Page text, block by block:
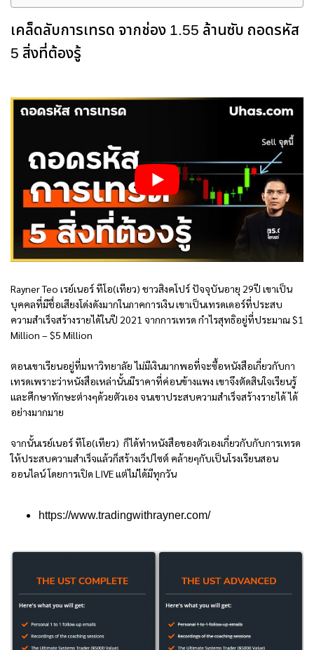
เคล็ดลับการเทรด จากช่อง 1.55 ล้านซับ ถอดรหัส
5 สิ่งที่ต้องรู้
Rayner Teo เรย์เนอร์ ทีโอ(เทียว) ชาวสิงคโปร์ ปัจจุบันอายุ 29ปี เขาเป็น
บุคคลที่มีชื่อเสียงโด่งดังมากในภาคการเงิน เขาเป็นเทรดเดอร์ที่ประสบ
ความสำเร็จสร้างรายได้ในปี 2021 จากการเทรด กำไรสุทธิอยู่ที่ประมาณ $1
Million – $5 Million
ตอนเขาเรียนอยู่ที่มหาวิทยาลัย ไม่มีเงินมากพอที่จะซื้อหนังสือเกี่ยวกับกา
เทรดเพราะว่าหนังสือเหล่านั้นมีราคาที่ค่อนข้างแพง เขาจึงตัดสินใจเรียนรู้
และศึกษาทักษะต่างๆด้วยตัวเอง จนเขาประสบความสำเร็จสร้างรายได้ ได้
อย่างมากมาย
จากนั้นเรย์เนอร์ ทีโอ(เทียว) ก็ได้ทำหนังสือของตัวเองเกี่ยวกับกับการเทรด
ให้ประสบความสำเร็จแล้วก็สร้างเว็ปไซต์ คล้ายๆกับเป็นโรงเรียนสอน
ออนไลน์ โดยการเปิด LIVE แต่ไม่ได้มีทุกวัน
https://www.tradingwithrayner.com/